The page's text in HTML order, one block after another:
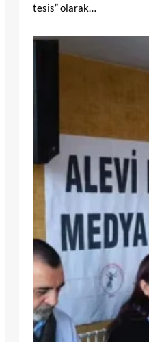
tesis” olarak…